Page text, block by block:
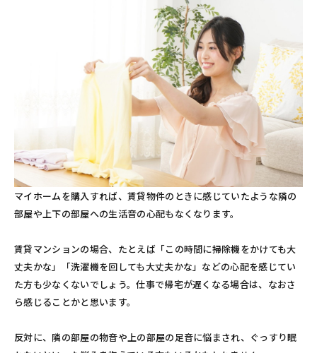
マイホームを購入すれば、賃貸物件のときに感じていたような隣の
部屋や上下の部屋への生活音の心配もなくなります。
賃貸マンションの場合、たとえば「この時間に掃除機をかけても大
丈夫かな」「洗濯機を回しても大丈夫かな」などの心配を感じてい
た方も少なくないでしょう。仕事で帰宅が遅くなる場合は、なおさ
ら感じることかと思います。
反対に、隣の部屋の物音や上の部屋の足音に悩まされ、ぐっすり眠